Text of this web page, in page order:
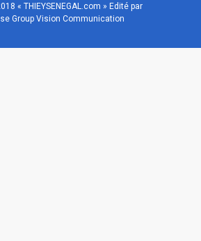
« THIEYSENEGAL.com » Edité par
Group Vision Communication